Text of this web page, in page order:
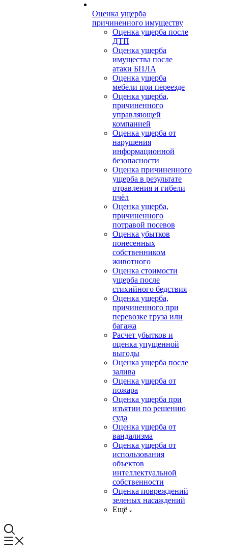
Оценка ущерба
причиненного имуществу
Оценка ущерба после
ДТП
Оценка ущерба
имущества после
атаки БПЛА
Оценка ущерба
мебели при переезде
Оценка ущерба,
причиненного
управляющей
компанией
Оценка ущерба от
нарушения
информационной
безопасности
Оценка причиненного
ущерба в результате
отравления и гибели
пчёл
Оценка ущерба,
причиненного
потравой посевов
Оценка убытков
понесенных
собственником
животного
Оценка стоимости
ущерба после
стихийного бедствия
Оценка ущерба,
причиненного при
перевозке груза или
багажа
Расчет убытков и
оценка упущенной
выгоды
Оценка ущерба после
залива
Оценка ущерба от
пожара
Оценка ущерба при
изъятии по решению
суда
Оценка ущерба от
вандализма
Оценка ущерба от
использования
объектов
интеллектуальной
собственности
Оценка повреждений
зеленых насаждений
Ещё